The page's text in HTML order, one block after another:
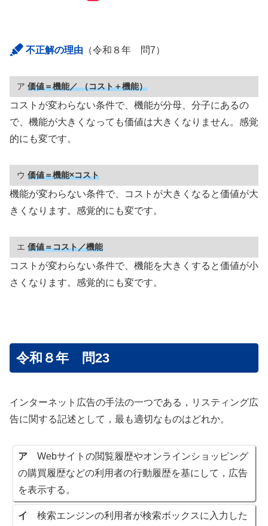
不正解の理由 （令和８年 問7）
ア 価値＝機能／ （コスト＋機能）
コストが変わらない条件で、機能が分母、分子にあるの
で、機能が大きくなっても価値は大きくなりません。感覚
的にも変です。
ウ 価値＝機能×コスト
機能が変わらない条件で、コストが大きくなると価値が大
きくなります。感覚的にも変です。
エ 価値＝コスト／機能
コストが変わらない条件で、機能を大きくすると価値が小
さくなります。感覚的にも変です。
令和８年 問23
インターネット広告の手法の一つである，リスティング広
告に関する記述として，最も適切なものはどれか。
ア Webサイトの閲覧履歴やオンラインショッピング
の購買履歴などの利用者の行動履歴を基にして，広告
を表示する。
イ
検索エンジンの利用者が検索ボックスに入力した